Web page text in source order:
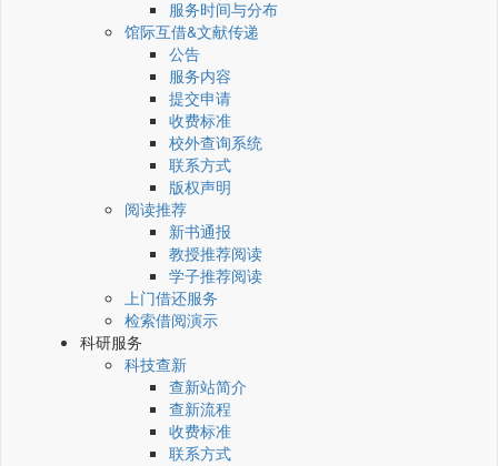
服务时间与分布
馆际互借&文献传递
公告
服务内容
提交申请
收费标准
校外查询系统
联系方式
版权声明
阅读推荐
新书通报
教授推荐阅读
学子推荐阅读
上门借还服务
检索借阅演示
科研服务
科技查新
查新站简介
查新流程
收费标准
联系方式